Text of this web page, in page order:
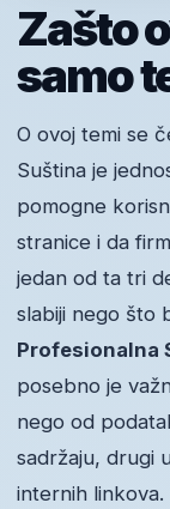
Zašto
samo
O ovoj temi se
Suština je
pomogne
stranice i da
jedan od ta tri
slabiji nego što
Profesionalna
posebno je
nego od
sadržaju, drugi
internih linkova.